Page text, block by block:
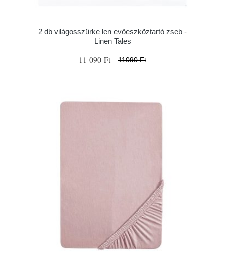
2 db világosszürke len evőeszköztartó zseb -
Linen Tales
11 090 Ft 11090 Ft